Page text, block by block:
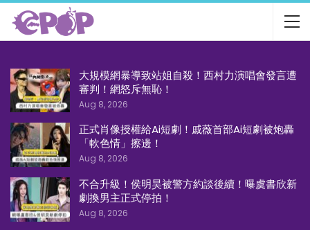
大規模網暴導致站姐自殺！西村力演唱會發言遭
審判！網怒斥無恥！
Aug 8, 2026
正式肖像授權給Ai短劇！戚薇首部Ai短劇被炮轟
「軟色情」擦邊！
Aug 8, 2026
不合升級！侯明昊被警方約談後續！曝虞書欣新
劇換男主正式停拍！
Aug 8, 2026